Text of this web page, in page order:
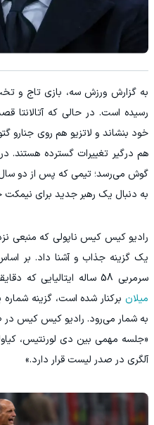
به گزارش ورزش سه، بازی تاج و تخت
رسیده است. در حالی که آتالانتا
خود بنشاند و لاتزیو هم روی جنارو
هم درگیر تغییرات گسترده هستند.
گوش می‌رسد؛ تیمی که پس از دو
به دنبال یک رهبر جدید برای
رادیو کیس کیس ناپولی که منبعی
یک گزینه جذاب و آشنا داد. بر
سرمربی 58 ساله ایتالیایی که دقایقی پیش به شکلی دراماتیک از هدایت
میلان برکنار شده است، گزینه
به شمار می‌رود. رادیو کیس کیس
«جلسه مهمی بین دی لورنتیس،
آلگری در صدر لیست قرار دارد.»